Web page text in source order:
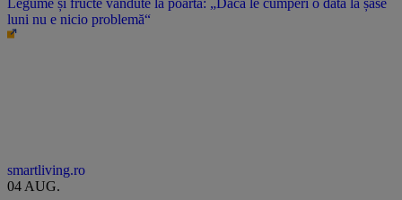
Legume și fructe vândute la poartă: „Dacă le cumperi o dată la șase
luni nu e nicio problemă“
smartliving.ro
04 AUG.